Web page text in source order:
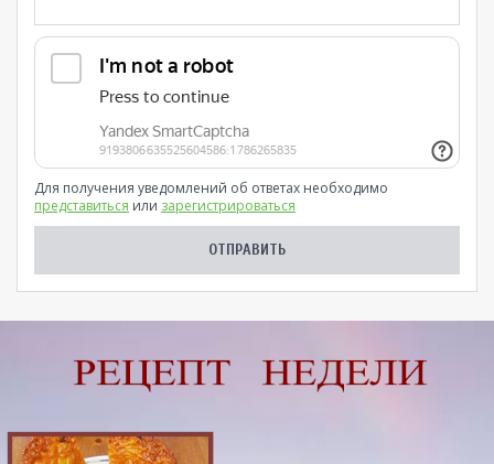
Для получения уведомлений об ответах необходимо
представиться или зарегистрироваться